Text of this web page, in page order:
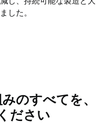
した。
のすべてを、
ださい